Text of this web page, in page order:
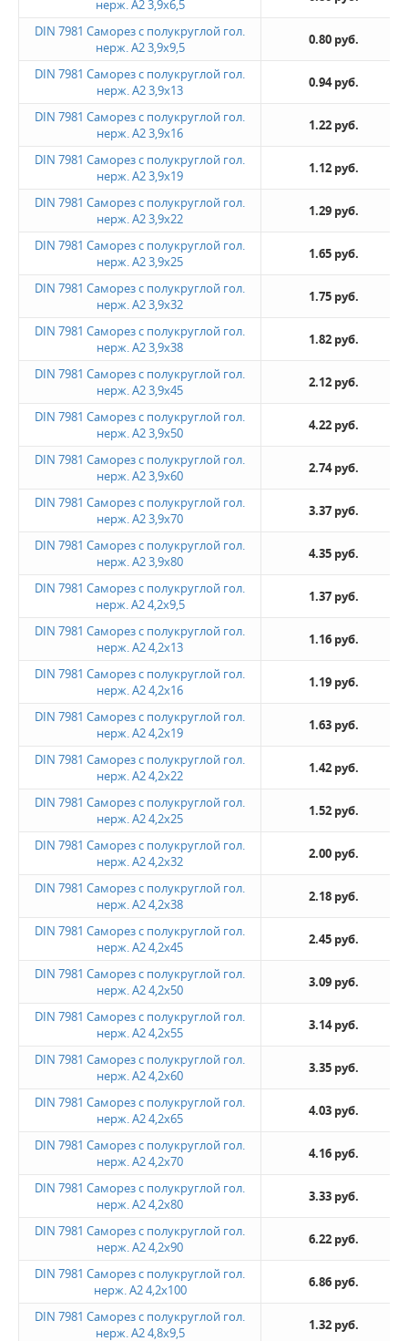
нерж. А2 3,9х6,5
DIN 7981 Саморез с полукруглой гол.
нерж. А2 3,9х9,5
0.80 руб.
DIN 7981 Саморез с полукруглой гол.
нерж. А2 3,9х13
0.94 руб.
DIN 7981 Саморез с полукруглой гол.
нерж. А2 3,9х16
1.22 руб.
DIN 7981 Саморез с полукруглой гол.
нерж. А2 3,9х19
1.12 руб.
DIN 7981 Саморез с полукруглой гол.
нерж. А2 3,9х22
1.29 руб.
DIN 7981 Саморез с полукруглой гол.
нерж. А2 3,9х25
1.65 руб.
DIN 7981 Саморез с полукруглой гол.
нерж. А2 3,9х32
1.75 руб.
DIN 7981 Саморез с полукруглой гол.
нерж. А2 3,9х38
1.82 руб.
DIN 7981 Саморез с полукруглой гол.
нерж. А2 3,9х45
2.12 руб.
DIN 7981 Саморез с полукруглой гол.
нерж. А2 3,9х50
4.22 руб.
DIN 7981 Саморез с полукруглой гол.
нерж. А2 3,9х60
2.74 руб.
DIN 7981 Саморез с полукруглой гол.
нерж. А2 3,9х70
3.37 руб.
DIN 7981 Саморез с полукруглой гол.
нерж. А2 3,9х80
4.35 руб.
DIN 7981 Саморез с полукруглой гол.
нерж. А2 4,2х9,5
1.37 руб.
DIN 7981 Саморез с полукруглой гол.
нерж. А2 4,2х13
1.16 руб.
DIN 7981 Саморез с полукруглой гол.
нерж. А2 4,2х16
1.19 руб.
DIN 7981 Саморез с полукруглой гол.
нерж. А2 4,2х19
1.63 руб.
DIN 7981 Саморез с полукруглой гол.
нерж. А2 4,2х22
1.42 руб.
DIN 7981 Саморез с полукруглой гол.
нерж. А2 4,2х25
1.52 руб.
DIN 7981 Саморез с полукруглой гол.
нерж. А2 4,2х32
2.00 руб.
DIN 7981 Саморез с полукруглой гол.
нерж. А2 4,2х38
2.18 руб.
DIN 7981 Саморез с полукруглой гол.
нерж. А2 4,2х45
2.45 руб.
DIN 7981 Саморез с полукруглой гол.
нерж. А2 4,2х50
3.09 руб.
DIN 7981 Саморез с полукруглой гол.
нерж. А2 4,2х55
3.14 руб.
DIN 7981 Саморез с полукруглой гол.
нерж. А2 4,2х60
3.35 руб.
DIN 7981 Саморез с полукруглой гол.
нерж. А2 4,2х65
4.03 руб.
DIN 7981 Саморез с полукруглой гол.
нерж. А2 4,2х70
4.16 руб.
DIN 7981 Саморез с полукруглой гол.
нерж. А2 4,2х80
3.33 руб.
DIN 7981 Саморез с полукруглой гол.
нерж. А2 4,2х90
6.22 руб.
DIN 7981 Саморез с полукруглой гол.
нерж. А2 4,2х100
6.86 руб.
DIN 7981 Саморез с полукруглой гол.
нерж. А2 4,8х9,5
1.32 руб.